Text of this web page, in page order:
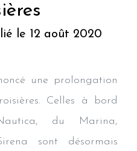
le 12 août 2020
une prolongation
Celles à bord
du Marina,
sont désormais